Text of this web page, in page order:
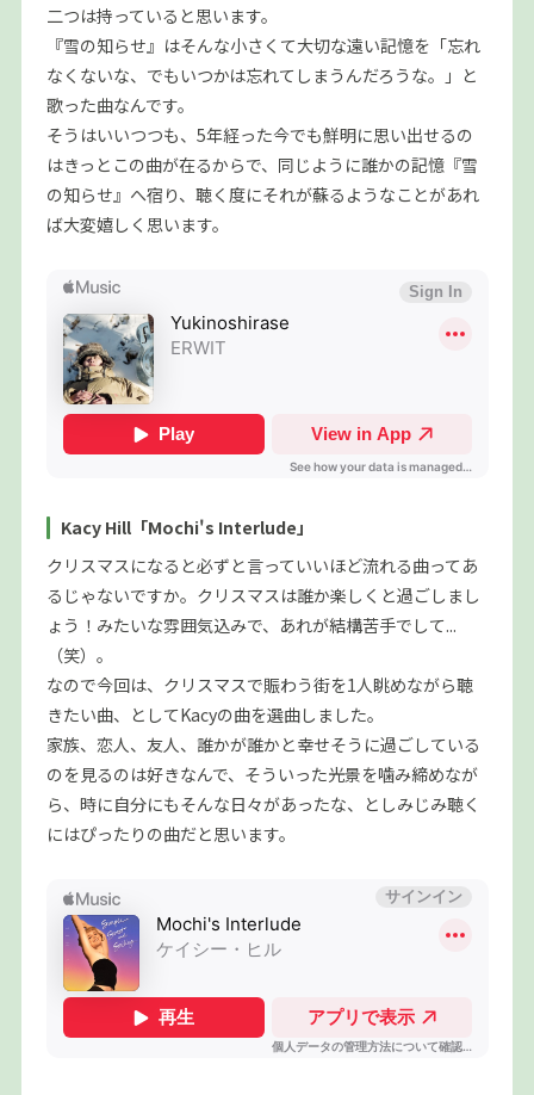
二つは持っていると思います。
『雪の知らせ』はそんな小さくて大切な遠い記憶を「忘れ
なくないな、でもいつかは忘れてしまうんだろうな。」と
歌った曲なんです。
そうはいいつつも、5年経った今でも鮮明に思い出せるの
はきっとこの曲が在るからで、同じように誰かの記憶『雪
の知らせ』へ宿り、聴く度にそれが蘇るようなことがあれ
ば大変嬉しく思います。
Kacy Hill「Mochi's Interlude」
クリスマスになると必ずと言っていいほど流れる曲ってあ
るじゃないですか。クリスマスは誰か楽しくと過ごしまし
ょう！みたいな雰囲気込みで、あれが結構苦手でして...
（笑）。
なので今回は、クリスマスで賑わう街を1人眺めながら聴
きたい曲、としてKacyの曲を選曲しました。
家族、恋人、友人、誰かが誰かと幸せそうに過ごしている
のを見るのは好きなんで、そういった光景を噛み締めなが
ら、時に自分にもそんな日々があったな、としみじみ聴く
にはぴったりの曲だと思います。